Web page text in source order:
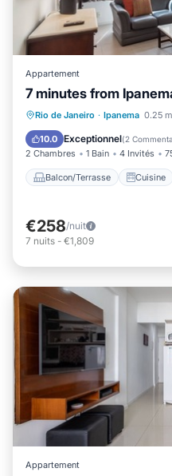
Appartement
7 minutes from
Rio de Janeiro · Ipanema 0.25
10.0 Exceptionnel(2
2 Chambres 1 Bain 4 Invités
Balcon/Terrasse Cuisine
Balcon/Terrasse
Climatisation
€258/nuit
7 nuits - €1,809
Appartement